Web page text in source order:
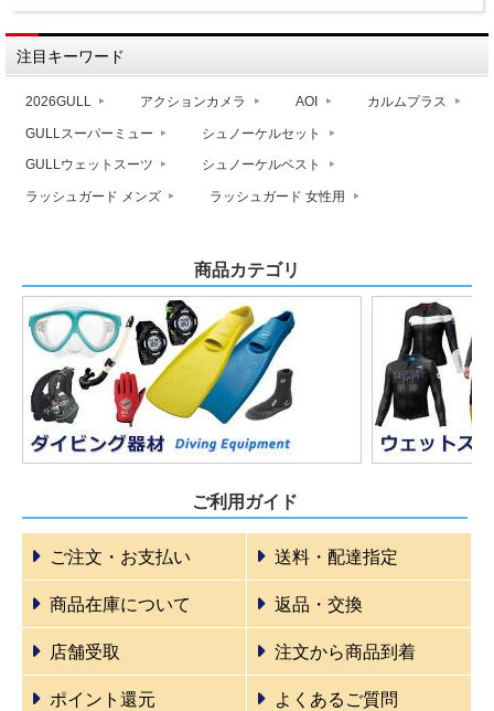
注目キーワード
2026GULL アクションカメラ AOI カルムプラス
GULLスーパーミュー シュノーケルセット
GULLウェットスーツ シュノーケルベスト
ラッシュガード メンズ ラッシュガード 女性用
商品カテゴリ
ご利用ガイド
ご注文・お支払い 送料・配達指定
商品在庫について 返品・交換
店舗受取 注文から商品到着
ポイント還元 よくあるご質問